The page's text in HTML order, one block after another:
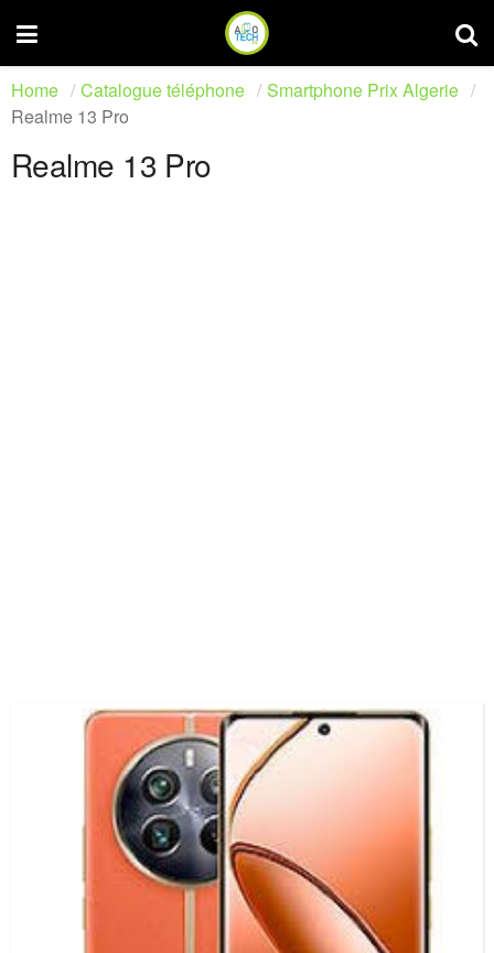
Home Catalogue téléphone
Smartphone Prix Algerie
Realme 13 Pro
Realme 13 Pro